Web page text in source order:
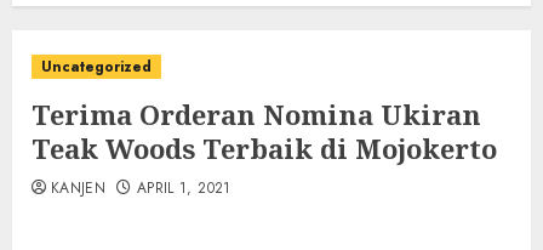
Uncategorized
Terima Orderan Nomina Ukiran
Teak Woods Terbaik di Mojokerto
KANJEN APRIL 1, 2021